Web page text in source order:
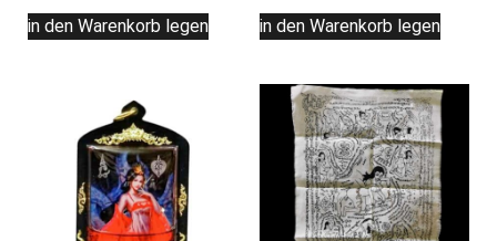
in den Warenkorb legen in den Warenkorb legen